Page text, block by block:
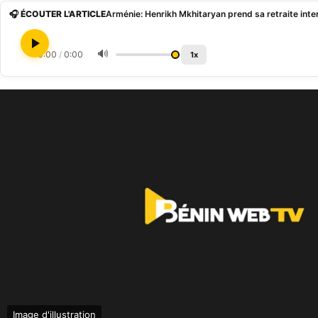
🎧 ÉCOUTER L'ARTICLEArménie: Henrikh Mkhitaryan prend sa retraite
0:00 / 0:00 🔊 1x
Image d'illustration